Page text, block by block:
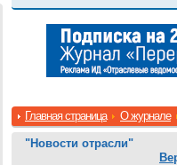
Главная страница О журнале
"Новости отрасли"